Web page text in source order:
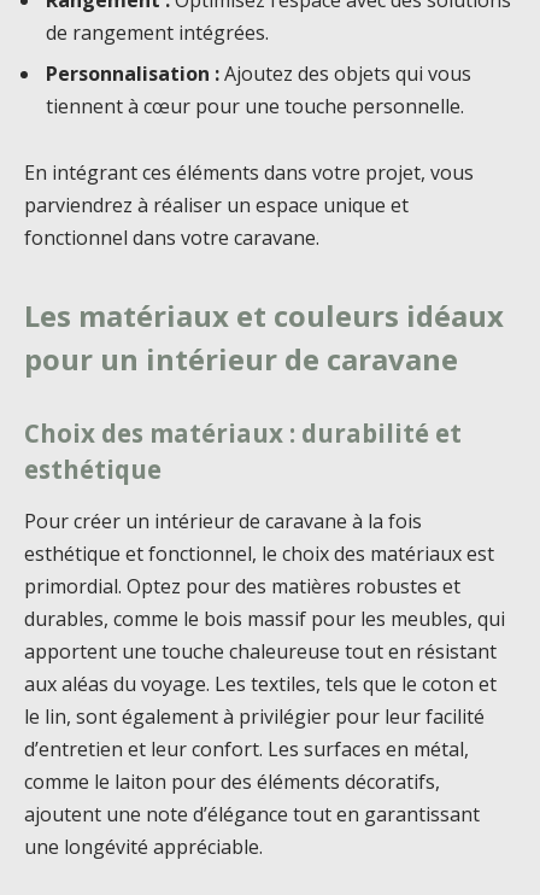
de rangement intégrées.
Personnalisation :Ajoutez des objets qui vous
tiennent à cœur pour une touche personnelle.
En intégrant ces éléments dans votre projet, vous
parviendrez à réaliser un espace unique et
fonctionnel dans votre caravane.
Les matériaux et couleurs idéaux
pour un intérieur de caravane
Choix des matériaux : durabilité et
esthétique
Pour créer un intérieur de caravane à la fois
esthétique et fonctionnel, le choix des matériaux est
primordial. Optez pour des matières robustes et
durables, comme le bois massif pour les meubles, qui
apportent une touche chaleureuse tout en résistant
aux aléas du voyage. Les textiles, tels que le coton et
le lin, sont également à privilégier pour leur facilité
d’entretien et leur confort. Les surfaces en métal,
comme le laiton pour des éléments décoratifs,
ajoutent une note d’élégance tout en garantissant
une longévité appréciable.